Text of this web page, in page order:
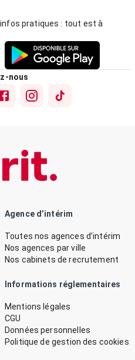
pratiques : tout est à
nous
Agence d’intérim
Toutes nos agences d’intérim
Nos agences par ville
Nos cabinets de recrutement
Informations réglementaires
Mentions légales
CGU
Données personnelles
Politique de gestion des cookies